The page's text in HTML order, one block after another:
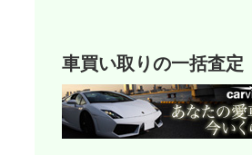
車買い取りの一括査定